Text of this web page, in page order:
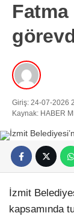
Giriş: 24-07-2026
Kaynak: HABER
İzmit
kapsamında